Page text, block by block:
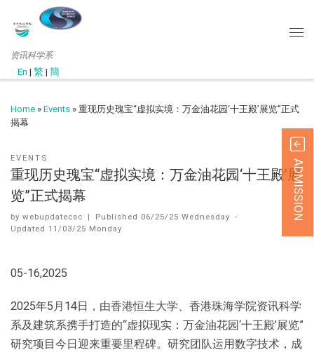
资讯科学系
En | 繁 | 簡
Home » Events » 重现历史瑰宝“虚拟实境：万金油花园‘十王殿’展览”正式
揭幕
EVENTS
重现历史瑰宝“虚拟实境：万金油花园‘十王殿’展
览”正式揭幕
by webupdatecsc | Published 06/25/25 Wednesday -
Updated 11/03/25 Monday
05-16,2025
2025年5月14日，由香港恒生大学、香港珠海学院资讯科学
系及建筑系携手打造的“虚拟现实：万金油花园‘十王殿’展览”
研究项目今日迎来重要里程碑。研究团队运用数字技术，成
ADMISSION